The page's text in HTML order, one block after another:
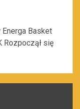
Basket
Rozpoczął się